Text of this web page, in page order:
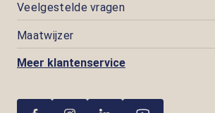
Veelgestelde vragen
Maatwijzer
Meer klantenservice